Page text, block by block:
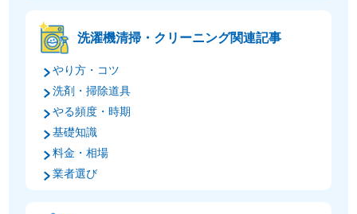
洗濯機清掃・クリーニング関連記事
やり方・コツ
洗剤・掃除道具
やる頻度・時期
基礎知識
料金・相場
業者選び